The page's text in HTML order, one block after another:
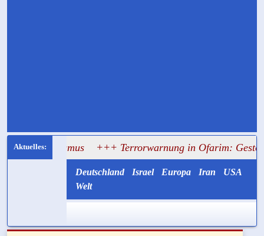
+++ Terrorwarnung in Ofarim: Gestohlenes
Deutschland Israel Europa Iran
USA
Welt